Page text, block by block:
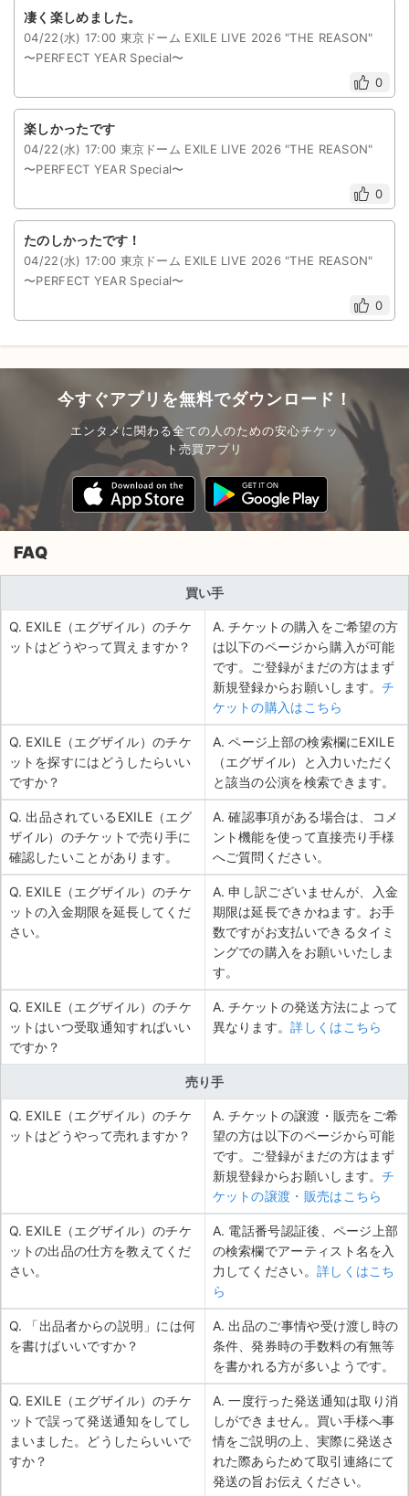
凄く楽しめました。
04/22(水) 17:00 東京ドーム EXILE LIVE 2026 "THE REASON"
〜PERFECT YEAR Special〜
0
楽しかったです
04/22(水) 17:00 東京ドーム EXILE LIVE 2026 "THE REASON"
〜PERFECT YEAR Special〜
0
たのしかったです！
04/22(水) 17:00 東京ドーム EXILE LIVE 2026 "THE REASON"
〜PERFECT YEAR Special〜
0
今すぐアプリを無料でダウンロード！
エンタメに関わる全ての人のための安心チケッ
ト売買アプリ
FAQ
買い手
Q. EXILE（エグザイル）のチケ
ットはどうやって買えますか？
A. チケットの購入をご希望の方
は以下のページから購入が可能
です。ご登録がまだの方はまず
新規登録からお願いします。チ
ケットの購入はこちら
Q. EXILE（エグザイル）のチケ
ットを探すにはどうしたらいい
ですか？
A. ページ上部の検索欄にEXILE
（エグザイル）と入力いただく
と該当の公演を検索できます。
Q. 出品されているEXILE（エグ
ザイル）のチケットで売り手に
確認したいことがあります。
A. 確認事項がある場合は、コメ
ント機能を使って直接売り手様
へご質問ください。
Q. EXILE（エグザイル）のチケ
ットの入金期限を延長してくだ
さい。
A. 申し訳ございませんが、入金
期限は延長できかねます。お手
数ですがお支払いできるタイミ
ングでの購入をお願いいたしま
す。
Q. EXILE（エグザイル）のチケ
ットはいつ受取通知すればいい
ですか？
A. チケットの発送方法によって
異なります。詳しくはこちら
売り手
Q. EXILE（エグザイル）のチケ
ットはどうやって売れますか？
A. チケットの譲渡・販売をご希
望の方は以下のページから可能
です。ご登録がまだの方はまず
新規登録からお願いします。チ
ケットの譲渡・販売はこちら
Q. EXILE（エグザイル）のチケ
ットの出品の仕方を教えてくだ
さい。
A. 電話番号認証後、ページ上部
の検索欄でアーティスト名を入
力してください。 詳しくはこち
ら
Q. 「出品者からの説明」には何
を書けばいいですか？
A. 出品のご事情や受け渡し時の
条件、発券時の手数料の有無等
を書かれる方が多いようです。
Q. EXILE（エグザイル）のチケ
ットで誤って発送通知をしてし
まいました。どうしたらいいで
すか？
A. 一度行った発送通知は取り消
しができません。買い手様へ事
情をご説明の上、実際に発送さ
れた際あらためて取引連絡にて
発送の旨お伝えください。